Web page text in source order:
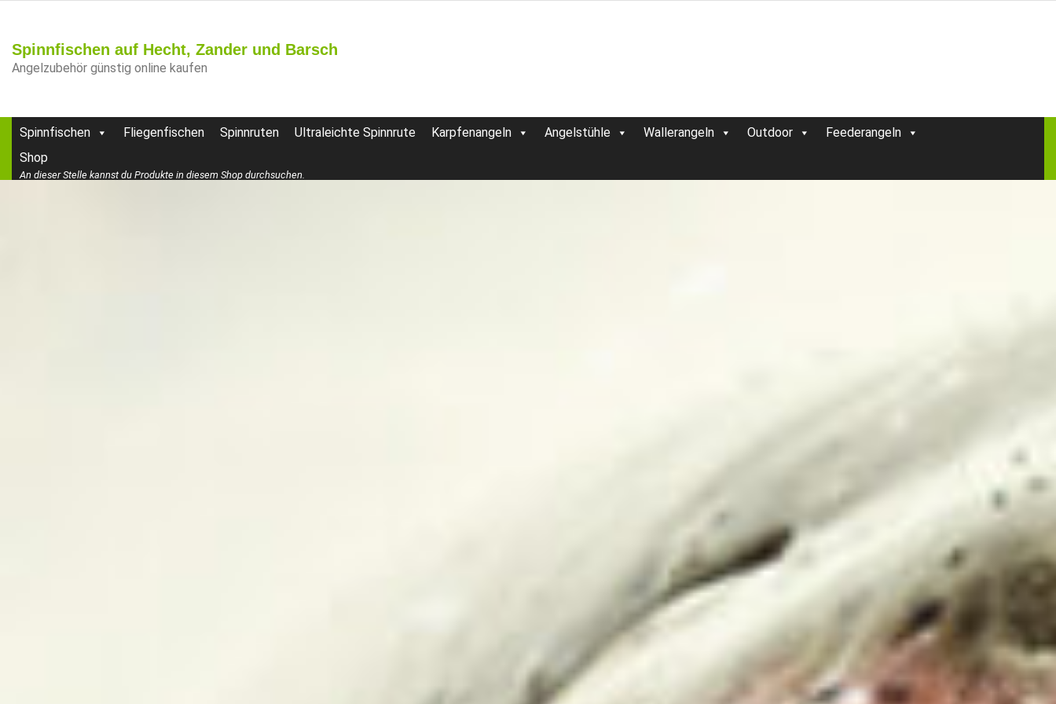
Spinnfischen auf Hecht, Zander und Barsch
Angelzubehör günstig online kaufen
Spinnfischen Fliegenfischen Spinnruten Ultraleichte Spinnrute Karpfenangeln Angelstühle Wallerangeln Outdoor
Feederangeln
Shop
An dieser Stelle kannst du Produkte in diesem Shop durchsuchen.